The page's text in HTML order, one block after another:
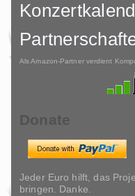
Als Amazon-Partner verdient
Donate
Jeder Euro hilft, das
bringen. Danke.